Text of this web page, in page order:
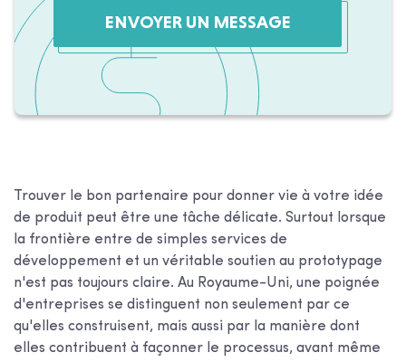
ENVOYER UN MESSAGE
Trouver le bon partenaire pour donner vie à votre idée
de produit peut être une tâche délicate. Surtout lorsque
la frontière entre de simples services de
développement et un véritable soutien au prototypage
n'est pas toujours claire. Au Royaume-Uni, une poignée
d'entreprises se distinguent non seulement par ce
qu'elles construisent, mais aussi par la manière dont
elles contribuent à façonner le processus, avant même